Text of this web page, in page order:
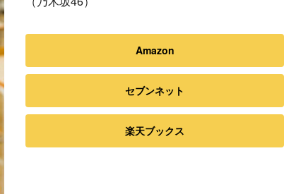
Amazon
セブンネット
楽天ブックス